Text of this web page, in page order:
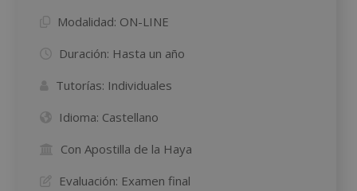
Modalidad: ON-LINE
Duración: Hasta un año
Tutorías: Individuales
Idioma: Castellano
Con Apostilla de la Haya
Evaluación: Examen final